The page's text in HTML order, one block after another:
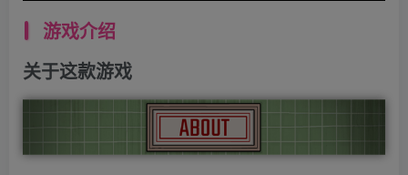
游戏介绍
关于这款游戏